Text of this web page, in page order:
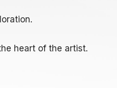
heart of the artist.